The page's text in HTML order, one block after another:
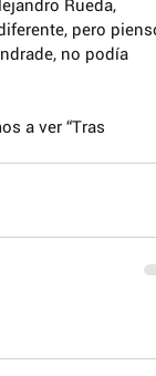
Rueda,
pero
no podía
a ver “Tras